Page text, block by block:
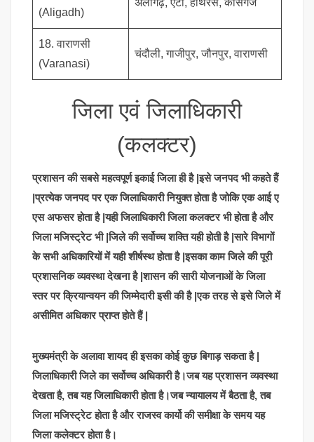
(Aligadh)
अलीगढ़, एटा, हाथरस, कासगंज
18. वाराणसी
(Varanasi)
चंदौली, गाजीपुर, जौनपुर, वाराणसी
जिला एवं जिलाधिकारी
(कलक्टर)
प्रशासन की सबसे महत्वपूर्ण इकाई जिला ही है |इसे जनपद भी कहते हैं
|प्रत्येक जनपद पर एक जिलाधिकारी नियुक्त होता है जोकि एक आई ए
एस अफसर होता है |यही जिलाधिकारी जिला कलक्टर भी होता है और
जिला मजिस्ट्रेट भी |जिले की सर्वोच्च शक्ति यही होती है |सारे विभागों
के सभी अधिकारियों में यही शीर्षस्थ होता है |इसका काम जिले की पूरी
प्रशासनिक व्यवस्था देखना है |शासन की सारी योजनाओं के जिला
स्तर पर क्रियान्वयन की जिम्मेदारी इसी की है |एक तरह से इसे जिले में
असीमित अधिकार प्राप्त होते हैं |
मुख्यमंत्री के अलावा शायद ही इसका कोई कुछ बिगाड़ सकता है |
जिलाधिकारी जिले का सर्वोच्च अधिकारी है।जब यह प्रशासन व्यवस्था
देखता है, तब यह जिलाधिकारी होता है।जब न्यायालय में बैठता है, तब
जिला मजिस्ट्रेट होता है और राजस्व कार्यो की समीक्षा के समय यह
जिला कलेक्टर होता है।